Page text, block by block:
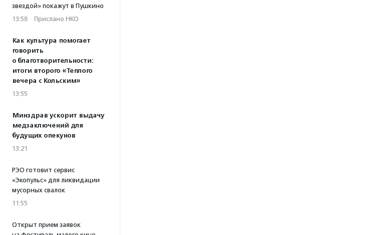
звездой» покажут в Пушкино
13:58 · Прислано НКО
Как культура помогает
говорить
о благотворительности:
итоги второго «Теплого
вечера с Кольским»
13:55
Минздрав ускорит выдачу
медзаключений для
будущих опекунов
13:21
РЭО готовит сервис
«Экопульс» для ликвидации
мусорных свалок
11:55
Открыт прием заявок